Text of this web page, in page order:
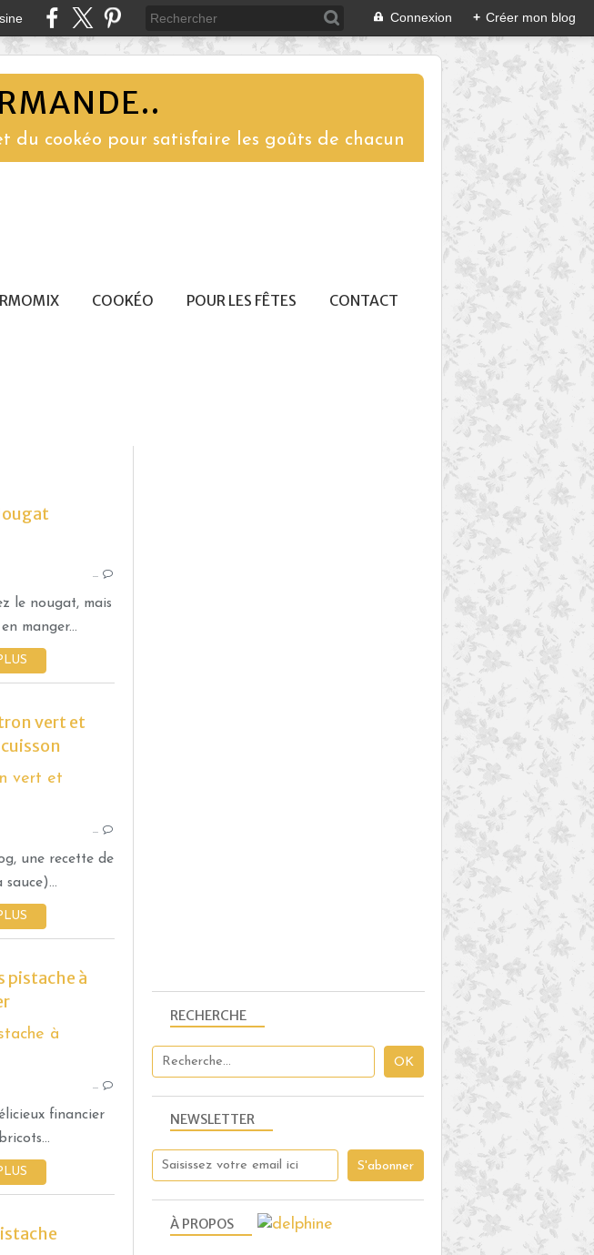
Connexion + Créer mon blog
du cookéo pour satisfaire les goûts de chacun
COOKÉO POUR LES FÊTES CONTACT
SUCRÉES
MOELLEUX
PISTACHE
…
le nougat, mais
manger...
vert et
…
une recette de
sauce)...
AMANDE
SUCRÉES
VERRINES
MIEL
D'OEUFS
GREC
pistache à
FINANCIER
GOURMANDISES SUCRÉES
BLANCS D’ŒUFS
AMANDE
THERMOMIX
…
financier
NEWSLETTER
RECHERCHE
À PROPOS